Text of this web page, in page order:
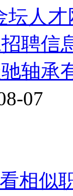
坛人才
聘信
轴承
07
相似